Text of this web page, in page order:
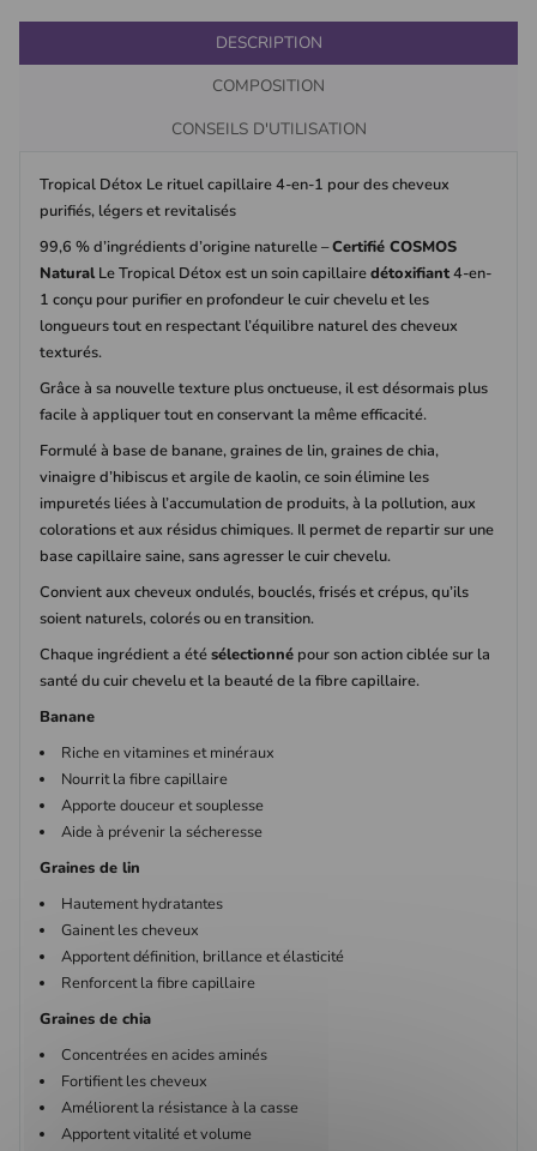
DESCRIPTION
COMPOSITION
CONSEILS D'UTILISATION
Tropical Détox Le rituel capillaire 4-en-1 pour des cheveux
purifiés, légers et revitalisés
99,6 % d’ingrédients d’origine naturelle –Certifié COSMOS
Natural Le Tropical Détox est un soin capillairedétoxifiant4-en-
1 conçu pour purifier en profondeur le cuir chevelu et les
longueurs tout en respectant l’équilibre naturel des cheveux
texturés.
Grâce à sa nouvelle texture plus onctueuse, il est désormais plus
facile à appliquer tout en conservant la même efficacité.
Formulé à base de banane, graines de lin, graines de chia,
vinaigre d’hibiscus et argile de kaolin, ce soin élimine les
impuretés liées à l’accumulation de produits, à la pollution, aux
colorations et aux résidus chimiques. Il permet de repartir sur une
base capillaire saine, sans agresser le cuir chevelu.
Convient aux cheveux ondulés, bouclés, frisés et crépus, qu’ils
soient naturels, colorés ou en transition.
Chaque ingrédient a étésélectionné pour son action ciblée sur la
santé du cuir chevelu et la beauté de la fibre capillaire.
Banane
Riche en vitamines et minéraux
Nourrit la fibre capillaire
Apporte douceur et souplesse
Aide à prévenir la sécheresse
Graines de lin
Hautement hydratantes
Gainent les cheveux
Apportent définition, brillance et élasticité
Renforcent la fibre capillaire
Graines de chia
Concentrées en acides aminés
Fortifient les cheveux
Améliorent la résistance à la casse
Apportent vitalité et volume